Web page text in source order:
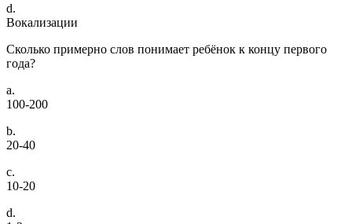
d.
Вокализации
Сколько примерно слов понимает ребёнок к концу первого
года?
a.
100-200
b.
20-40
c.
10-20
d.